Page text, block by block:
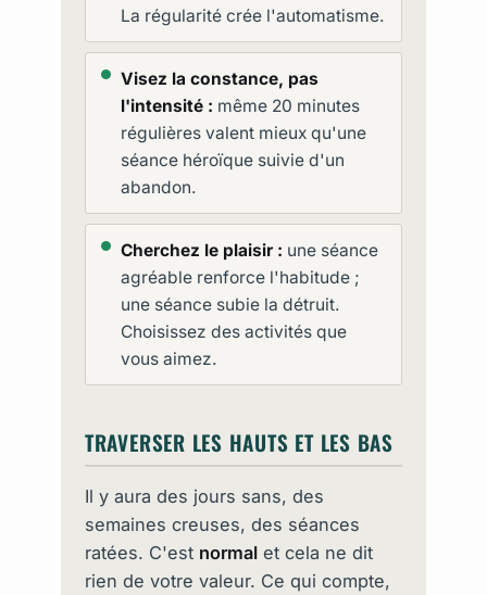
La régularité crée l'automatisme.
Visez la constance, pas
l'intensité : même 20 minutes
régulières valent mieux qu'une
séance héroïque suivie d'un
abandon.
Cherchez le plaisir : une séance
agréable renforce l'habitude ;
une séance subie la détruit.
Choisissez des activités que
vous aimez.
TRAVERSER LES HAUTS ET LES BAS
Il y aura des jours sans, des
semaines creuses, des séances
ratées. C'est normalet cela ne dit
rien de votre valeur. Ce qui compte,